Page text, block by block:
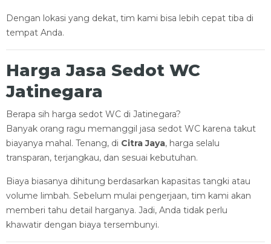
Dengan lokasi yang dekat, tim kami bisa lebih cepat tiba di
tempat Anda.
Harga Jasa Sedot WC
Jatinegara
Berapa sih harga sedot WC di Jatinegara?
Banyak orang ragu memanggil jasa sedot WC karena takut
biayanya mahal. Tenang, di Citra Jaya, harga selalu
transparan, terjangkau, dan sesuai kebutuhan.
Biaya biasanya dihitung berdasarkan kapasitas tangki atau
volume limbah. Sebelum mulai pengerjaan, tim kami akan
memberi tahu detail harganya. Jadi, Anda tidak perlu
khawatir dengan biaya tersembunyi.